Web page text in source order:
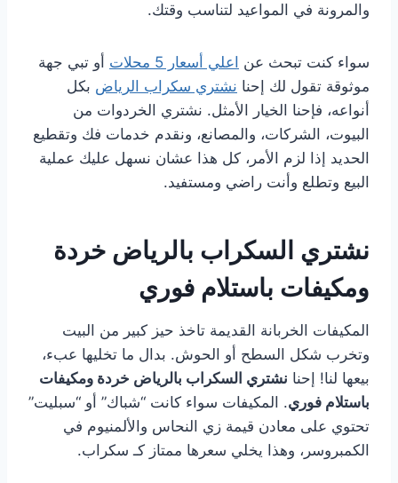
والمرونة في المواعيد لتناسب وقتك.
سواء كنت تبحث عن اعلي أسعار 5 محلات
أو تبي جهة
موثوقة تقول لك إحنا نشتري سكراب الرياض بكل
أنواعه، فإحنا الخيار الأمثل. نشتري الخردوات من
البيوت، الشركات، والمصانع، ونقدم خدمات فك وتقطيع
الحديد إذا لزم الأمر، كل هذا عشان نسهل عليك عملية
البيع وتطلع وأنت راضي ومستفيد.
نشتري السكراب بالرياض خردة
ومكيفات باستلام فوري
المكيفات الخربانة القديمة تاخذ حيز كبير من البيت
وتخرب شكل السطح أو الحوش. بدال ما تخليها عبء،
بيعها لنا! إحنا نشتري السكراب بالرياض خردة ومكيفات
باستلام فوري. المكيفات سواء كانت “شباك” أو “سبليت”
تحتوي على معادن قيمة زي النحاس والألمنيوم في
الكمبروسر، وهذا يخلي سعرها ممتاز كـ سكراب.